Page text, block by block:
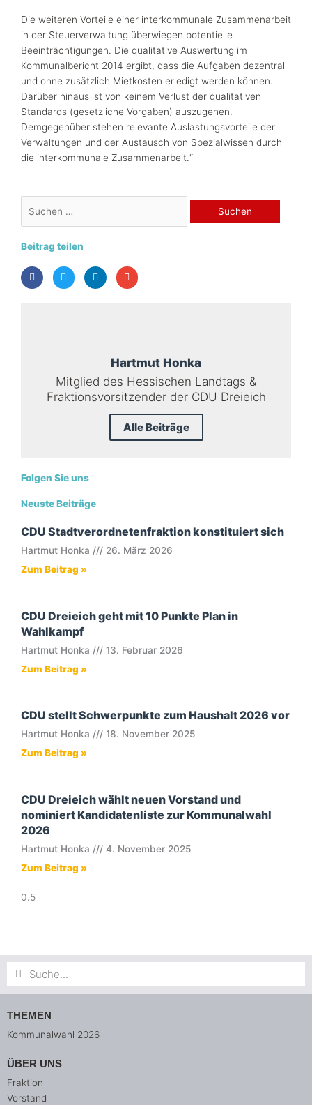
Die weiteren Vorteile einer interkommunale Zusammenarbeit
in der Steuerverwaltung überwiegen potentielle
Beeinträchtigungen. Die qualitative Auswertung im
Kommunalbericht 2014 ergibt, dass die Aufgaben dezentral
und ohne zusätzlich Mietkosten erledigt werden können.
Darüber hinaus ist von keinem Verlust der qualitativen
Standards (gesetzliche Vorgaben) auszugehen.
Demgegenüber stehen relevante Auslastungsvorteile der
Verwaltungen und der Austausch von Spezialwissen durch
die interkommunale Zusammenarbeit.“
nach:
Beitrag teilen
Hartmut Honka
Mitglied des Hessischen Landtags &
Fraktionsvorsitzender der CDU Dreieich
Alle Beiträge
Folgen Sie uns
Neuste Beiträge
CDU Stadtverordnetenfraktion konstituiert sich
Hartmut Honka
26. März 2026
Zum Beitrag »
CDU Dreieich geht mit 10 Punkte Plan in
Wahlkampf
Hartmut Honka
13. Februar 2026
Zum Beitrag »
CDU stellt Schwerpunkte zum Haushalt 2026 vor
Hartmut Honka
18. November 2025
Zum Beitrag »
CDU Dreieich wählt neuen Vorstand und
nominiert Kandidatenliste zur Kommunalwahl
2026
Hartmut Honka
4. November 2025
Zum Beitrag »
Suche
Suche
THEMEN
Kommunalwahl 2026
ÜBER UNS
Fraktion
Vorstand